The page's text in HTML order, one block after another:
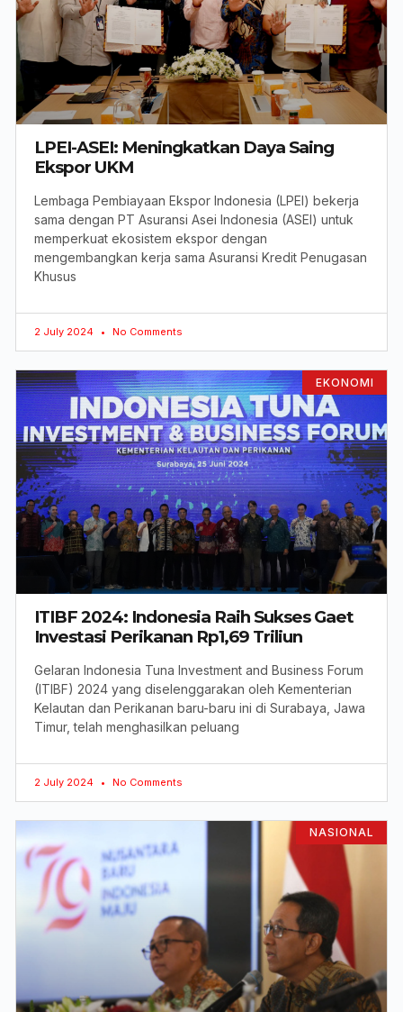
LPEI-ASEI: Meningkatkan Daya Saing
Ekspor UKM
Lembaga Pembiayaan Ekspor Indonesia (LPEI) bekerja
sama dengan PT Asuransi Asei Indonesia (ASEI) untuk
memperkuat ekosistem ekspor dengan
mengembangkan kerja sama Asuransi Kredit Penugasan
Khusus
2 July 2024 No Comments
EKONOMI
ITIBF 2024: Indonesia Raih Sukses Gaet
Investasi Perikanan Rp1,69 Triliun
Gelaran Indonesia Tuna Investment and Business Forum
(ITIBF) 2024 yang diselenggarakan oleh Kementerian
Kelautan dan Perikanan baru-baru ini di Surabaya, Jawa
Timur, telah menghasilkan peluang
2 July 2024 No Comments
NASIONAL